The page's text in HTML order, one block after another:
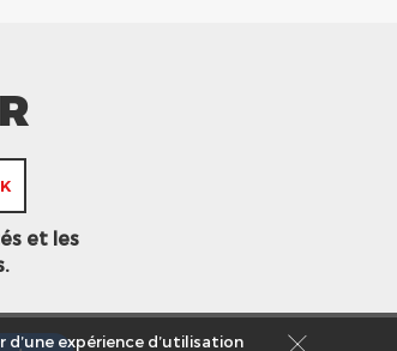
et les
expérience d’utilisation